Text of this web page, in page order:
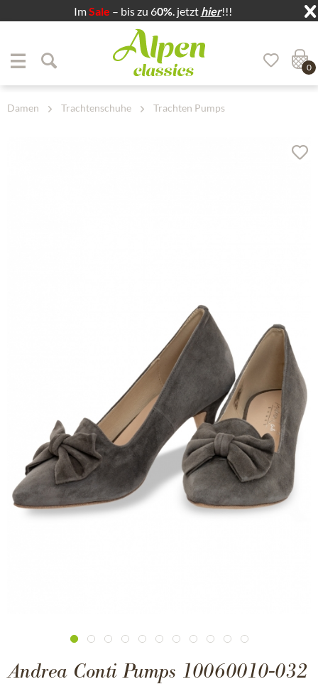
ImSale – bis zu 60%. jetzt hier!!!
Zum Hauptbereich springen
0
Damen Trachtenschuhe Trachten Pumps
Andrea Conti Pumps 10060010-032